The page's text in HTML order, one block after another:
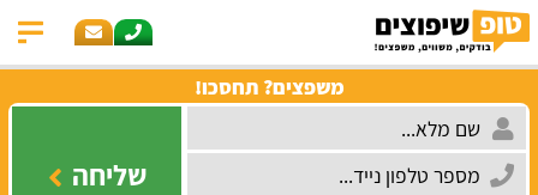
משפצים? תחסכו!
שליחה